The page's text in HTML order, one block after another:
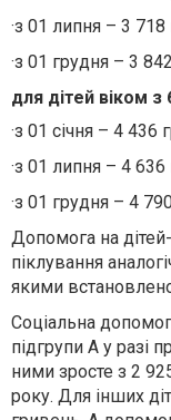
·з 01 липня – 3 718
·з 01 грудня – 3
для дітей віком з
·з 01 січня – 4 436
·з 01 липня – 4 636
·з 01 грудня – 4
Допомога на
піклування
якими
Соціальна
підгрупи А у разі
ними зросте з 2
року. Для інших